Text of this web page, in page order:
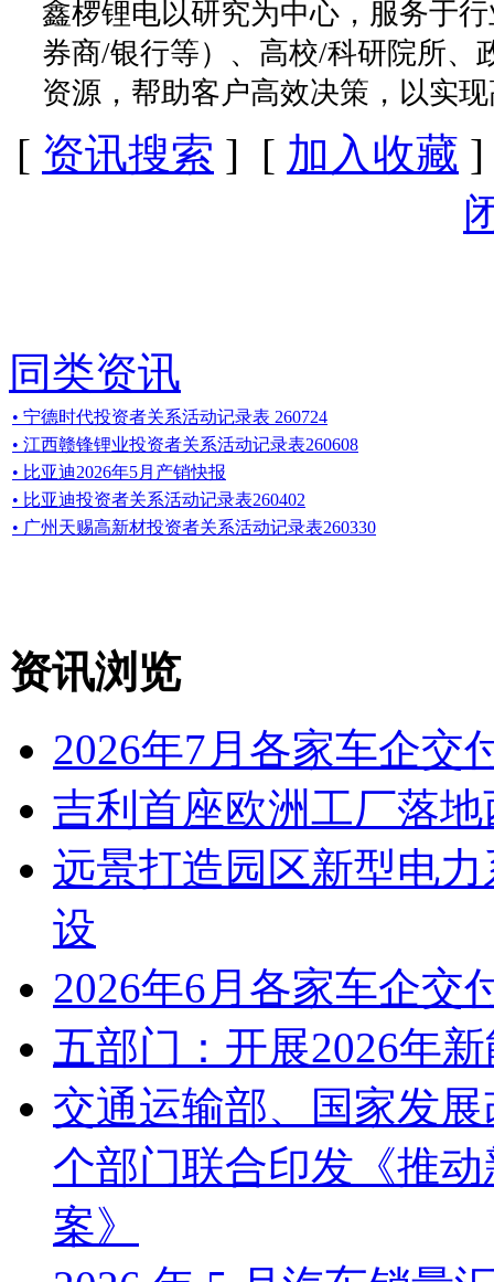
鑫椤锂电以研究为中心，服务于
券商/银行等）、高校/科研院所、
资源，帮助客户高效决策，以实
[ 资讯搜索 ] [ 加入收藏
同类资讯
• 宁德时代投资者关系活动记录表 260724
• 江西赣锋锂业投资者关系活动记录表260608
• 比亚迪2026年5月产销快报
• 比亚迪投资者关系活动记录表260402
• 广州天赐高新材投资者关系活动记录表260330
资讯浏览
2026年7月各家车企交
吉利首座欧洲工厂落
远景打造园区新型电
设
2026年6月各家车企交
五部门：开展2026年
交通运输部、国家发
个部门联合印发《推
案》